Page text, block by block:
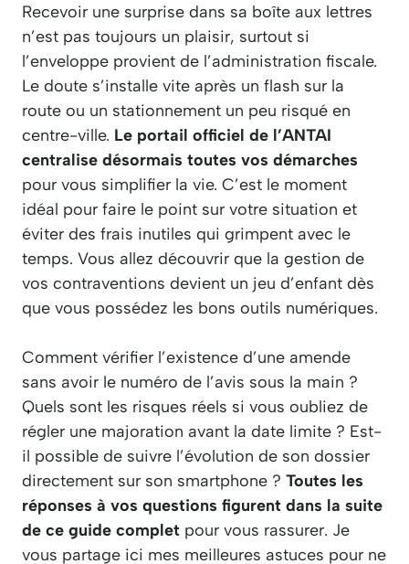
Recevoir une surprise dans sa boîte aux lettres
n’est pas toujours un plaisir, surtout si
l’enveloppe provient de l’administration fiscale.
Le doute s’installe vite après un flash sur la
route ou un stationnement un peu risqué en
centre-ville. Le portail officiel de l’ANTAI
centralise désormais toutes vos démarches
pour vous simplifier la vie. C’est le moment
idéal pour faire le point sur votre situation et
éviter des frais inutiles qui grimpent avec le
temps. Vous allez découvrir que la gestion de
vos contraventions devient un jeu d’enfant dès
que vous possédez les bons outils numériques.
Comment vérifier l’existence d’une amende
sans avoir le numéro de l’avis sous la main ?
Quels sont les risques réels si vous oubliez de
régler une majoration avant la date limite ? Est-
il possible de suivre l’évolution de son dossier
directement sur son smartphone ? Toutes les
réponses à vos questions figurent dans la suite
de ce guide complet pour vous rassurer. Je
vous partage ici mes meilleures astuces pour ne